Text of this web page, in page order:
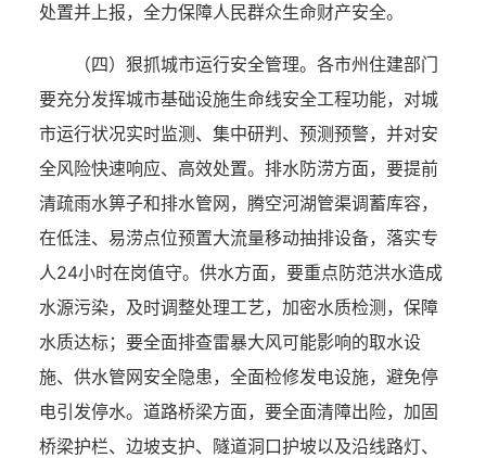
处置并上报，全力保障人民群众生命财产安全。
（四）狠抓城市运行安全管理。 各市州住建部门
要充分发挥城市基础设施生命线安全工程功能，对城
市运行状况实时监测、集中研判、预测预警，并对安
全风险快速响应、高效处置。 排水防涝方面， 要提前
清疏雨水箅子和排水管网，腾空河湖管渠调蓄库容，
在低洼、易涝点位预置大流量移动抽排设备，落实专
人24小时在岗值守。 供水方面， 要重点防范洪水造成
水源污染，及时调整处理工艺，加密水质检测，保障
水质达标；要全面排查雷暴大风可能影响的取水设
施、供水管网安全隐患，全面检修发电设施，避免停
电引发停水。 道路桥梁方面， 要全面清障出险，加固
桥梁护栏、边坡支护、隧道洞口护坡以及沿线路灯、